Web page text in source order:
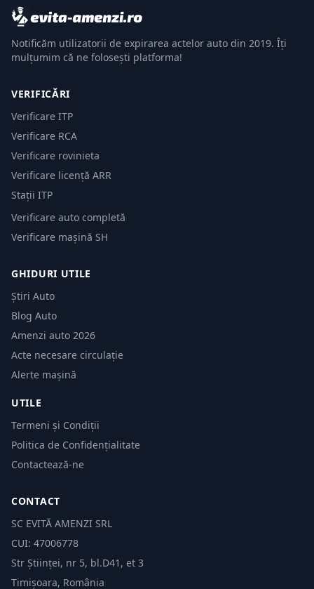
Notificăm utilizatorii de expirarea actelor auto din 2019. Îți
mulțumim că ne folosești platforma!
VERIFICĂRI
Verificare ITP
Verificare RCA
Verificare rovinieta
Verificare licență ARR
Stații ITP
Verificare auto completă
Verificare mașină SH
GHIDURI UTILE
Știri Auto
Blog Auto
Amenzi auto 2026
Acte necesare circulație
Alerte mașină
UTILE
Termeni și Condiții
Politica de Confidențialitate
Contactează-ne
CONTACT
SC EVITĂ AMENZI SRL
CUI: 47006778
Str Științei, nr 5, bl.D41, et 3
Timișoara, România